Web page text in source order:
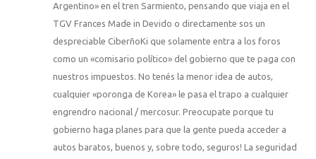
Argentino» en el tren Sarmiento, pensando que viaja en el
TGV Frances Made in Devido o directamente sos un
despreciable CiberñoKi que solamente entra a los foros
como un «comisario político» del gobierno que te paga con
nuestros impuestos. No tenés la menor idea de autos,
cualquier «poronga de Korea» le pasa el trapo a cualquier
engrendro nacional / mercosur. Preocupate porque tu
gobierno haga planes para que la gente pueda acceder a
autos baratos, buenos y, sobre todo, seguros! La seguridad